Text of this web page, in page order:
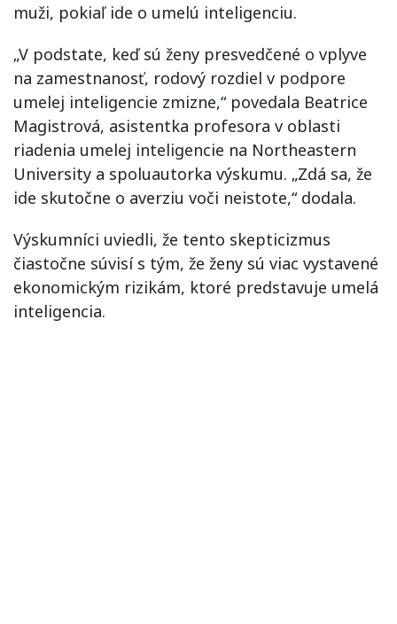
muži, pokiaľ ide o umelú inteligenciu.
„V podstate, keď sú ženy presvedčené o vplyve
na zamestnanosť, rodový rozdiel v podpore
umelej inteligencie zmizne,“ povedala Beatrice
Magistrová, asistentka profesora v oblasti
riadenia umelej inteligencie na Northeastern
University a spoluautorka výskumu. „Zdá sa, že
ide skutočne o averziu voči neistote,“ dodala.
Výskumníci uviedli, že tento skepticizmus
čiastočne súvisí s tým, že ženy sú viac vystavené
ekonomickým rizikám, ktoré predstavuje umelá
inteligencia.